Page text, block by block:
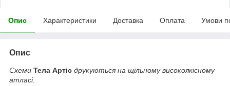
Опис Характеристики Доставка Оплата Умови
Опис
Схеми Тела Артіс друкуються на щільному високоякісному
атласі.